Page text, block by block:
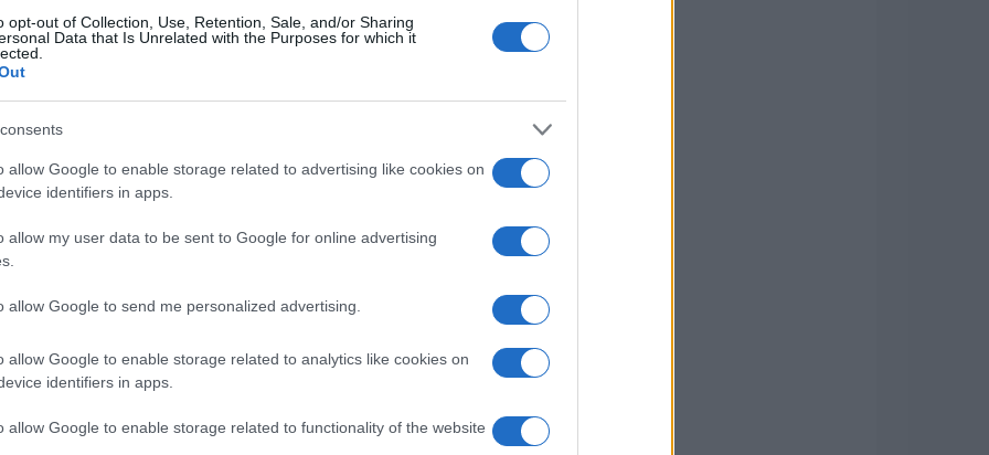
opt-out of Collection, Use, Retention, Sale, and/or Sharing
Data that Is Unrelated with the Purposes for which it
allow Google to enable storage related to advertising like cookies on
identifiers in apps.
allow my user data to be sent to Google for online advertising
allow Google to send me personalized advertising.
allow Google to enable storage related to analytics like cookies on
identifiers in apps.
allow Google to enable storage related to functionality of the website
honteux pour Cazaux. En se présentant à la porte
il traînait deux blessures de ses précédents matchs
douloureuse à Barcelone. Ces obstacles ne
Tomas Martin Etcheverry, l’Argentin et 28ème
bon pendant quatre manches (3-6, 6-2, 6-1, 6-
du troisième set. Bien que épuisé, il a
malgré la fatigue de ses jambes en fin de
proche de remporter une première victoire à la
03 a fini par succomber face à David Goffin (4-6, 6-
émotionnelle de sa vie, seulement trois jours
son premier titre sur le circuit principal à
Emmanuel Planque à L’Equipe « drôle